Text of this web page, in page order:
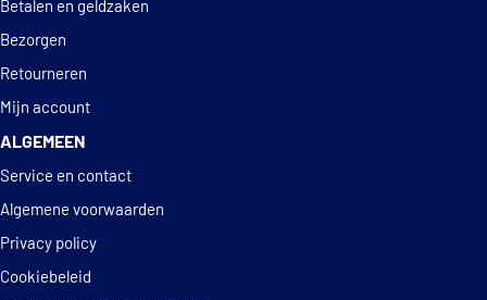
Betalen en geldzaken
Bezorgen
Retourneren
Mijn account
ALGEMEEN
Service en contact
Algemene voorwaarden
Privacy policy
Cookiebeleid